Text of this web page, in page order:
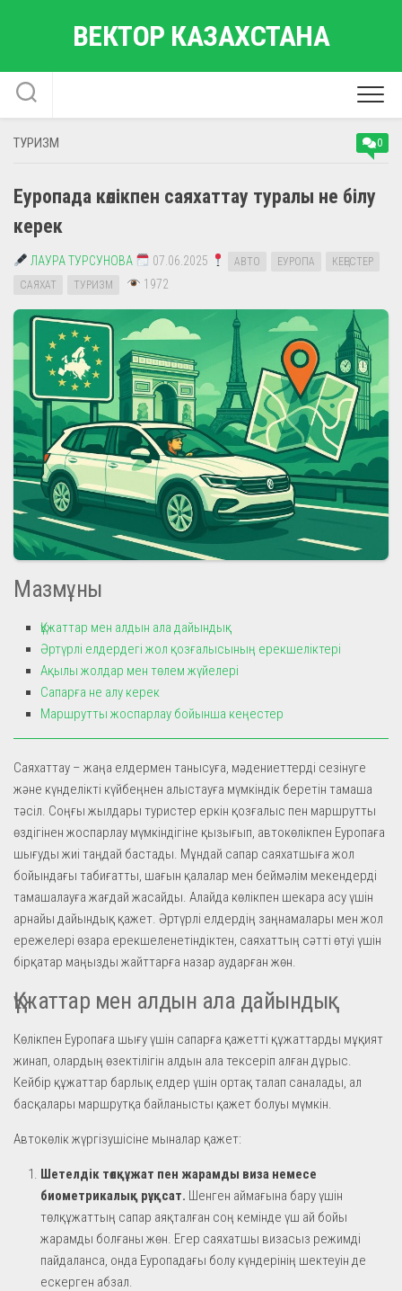
ВЕКТОР КАЗАХСТАНА
ТУРИЗМ 0
Еуропада көлікпен саяхаттау туралы не білу
керек
ЛАУРА ТУРСУНОВА 07.06.2025 АВТО ЕУРОПА
КЕҢЕСТЕР
САЯХАТ
ТУРИЗМ 1972
Мазмұны
Құжаттар мен алдын ала дайындық
Әртүрлі елдердегі жол қозғалысының ерекшеліктері
Ақылы жолдар мен төлем жүйелері
Сапарға не алу керек
Маршрутты жоспарлау бойынша кеңестер
Саяхаттау – жаңа елдермен танысуға, мәдениеттерді сезінуге
және күнделікті күйбеңнен алыстауға мүмкіндік беретін тамаша
тәсіл. Соңғы жылдары туристер еркін қозғалыс пен маршрутты
өздігінен жоспарлау мүмкіндігіне қызығып, автокөлікпен Еуропаға
шығуды жиі таңдай бастады. Мұндай сапар саяхатшыға жол
бойындағы табиғатты, шағын қалалар мен беймәлім мекендерді
тамашалауға жағдай жасайды. Алайда көлікпен шекара асу үшін
арнайы дайындық қажет. Әртүрлі елдердің заңнамалары мен жол
ережелері өзара ерекшеленетіндіктен, саяхаттың сәтті өтуі үшін
бірқатар маңызды жайттарға назар аударған жөн.
Құжаттар мен алдын ала дайындық
Көлікпен Еуропаға шығу үшін сапарға қажетті құжаттарды мұқият
жинап, олардың өзектілігін алдын ала тексеріп алған дұрыс.
Кейбір құжаттар барлық елдер үшін ортақ талап саналады, ал
басқалары маршрутқа байланысты қажет болуы мүмкін.
Автокөлік жүргізушісіне мыналар қажет:
Шетелдік төлқұжат пен жарамды виза немесе
биометрикалық рұқсат. Шенген аймағына бару үшін
төлқұжаттың сапар аяқталған соң кемінде үш ай бойы
жарамды болғаны жөн. Егер саяхатшы визасыз режимді
пайдаланса, онда Еуропадағы болу күндерінің шектеуін де
ескерген абзал.